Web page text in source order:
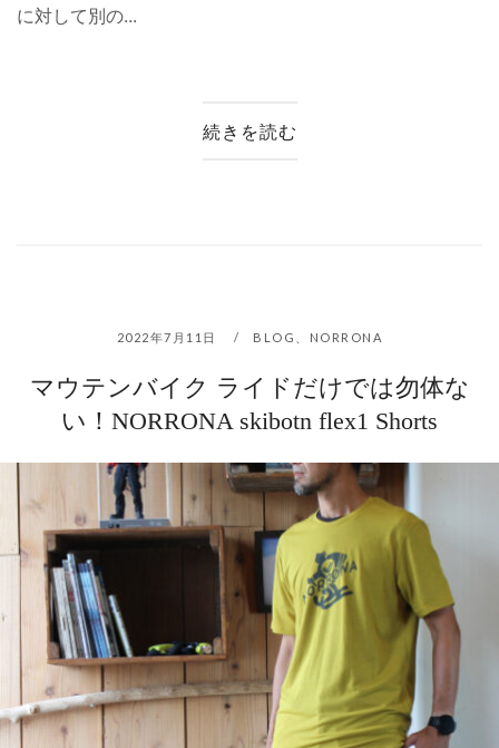
に対して別の...
続きを読む
2022年7月11日 BLOG NORRONA
マウテンバイク ライドだけでは勿体な
い！NORRONA skibotn flex1 Shorts